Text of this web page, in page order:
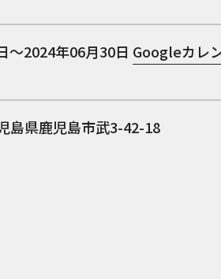
～2024年06月30日 Googleカレ
島県鹿児島市武3-42-18